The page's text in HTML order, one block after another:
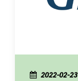
2022-02-23